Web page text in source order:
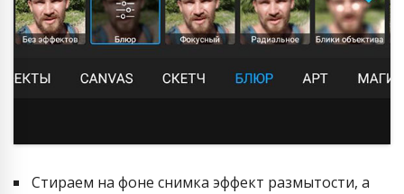
Стираем на фоне снимка эффект размытости, а